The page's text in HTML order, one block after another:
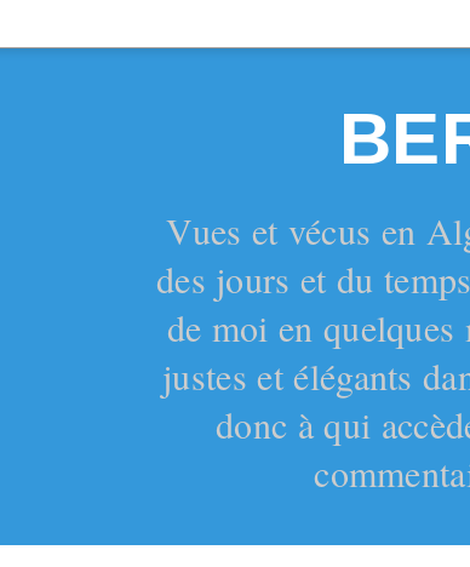
Vues et vécus en
des jours et du
de moi en quelques
justes et élégants
donc à qui